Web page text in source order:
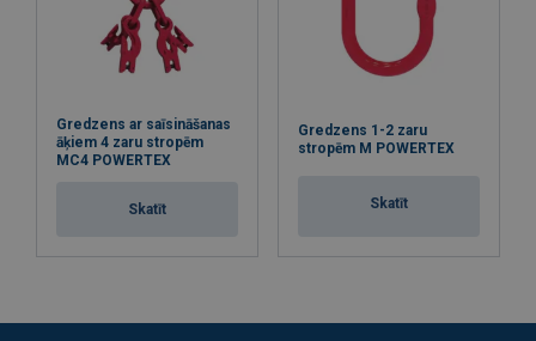
Gredzens ar saīsināšanas
āķiem 4 zaru stropēm
MC4 POWERTEX
Skatīt
Gredzens 1-2 zaru
stropēm M POWERTEX
Skatīt